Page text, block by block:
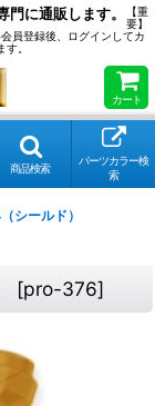
に通販します。
【重
要】
員登録後、ログインしてカ
。
カート
商品検索
パーツカラー検
索
シールド）
[pro-376]